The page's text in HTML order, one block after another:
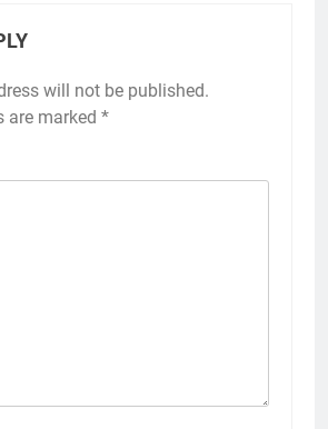
will not be published.
are marked *